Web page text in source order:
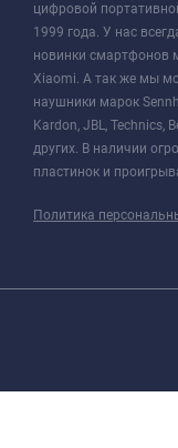
цифровой
1999 года. У нас
новинки смартфонов
Xiaomi. А так же мы
наушники марок
Kardon, JBL, Technics,
других. В наличии
пластинок и
Политика